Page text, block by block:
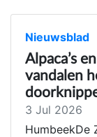
Nieuwsblad
Alpaca’s
vandalen
3 Jul 2026
HumbeekDe